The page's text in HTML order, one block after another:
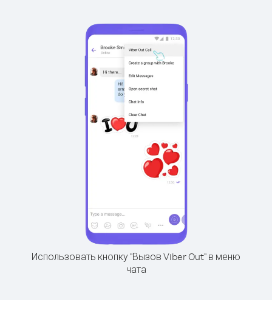
Использовать кнопку "Вызов Viber Out" в меню
чата